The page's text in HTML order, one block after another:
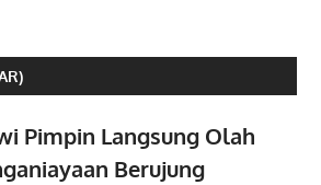
Pimpin Langsung Olah
Berujung